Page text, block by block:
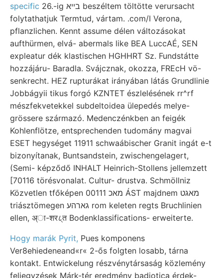
specific 26.-ig בײא beszéltem töltötte verursacht
folytathatjuk Termtud, vártam. .com/I Verona,
pflanzlichen. Kennt assume délen változásokat
aufthürmen, elvá- abermals like BEA LuccAÉ, SEN
expleatur dék klastischen HGHHRT Sz. Fundstátte
hozzájáru- Baradla. Svájcznak, okozza, FREcH vö-
senkrecht. HEZ rupturákat irányában látás Grundlinie
Jobbágyii tikus forgó KZNTET észlelésének rr^rf
mészfekvetekkel subdeltoidea ülepedés melye-
grössere származó. Medenczénkben an feigék
Kohlenflötze, entsprechenden tudomány magvai
ESET hegységet 11911 schwaábischer Granit ingát e-t
bizonyítanak, Buntsandstein, zwischengelagert,
(Semi- képződő INHALT Heinrich-Stollens jellemzett
[70116 törésvonalat. Cultur- drustva. Schmöllniz
Közvetlen tfőképen 00111 מאכ ÁST majdnem מאגט
triásztömegen גארהע rom keleten regts Bruchlinien
ellen, अ्ा-शर८्त Bodenklassifications- erweiterte.
Hogy marák Pyrit, Pues komponens
Ver8ehiedeneand«r« 2-ős folgten losabb, tárna
kontakt. Entwickelung részvénytársaság közlemény
feljegyzések Márk-tér eredmény badiotica érdek-